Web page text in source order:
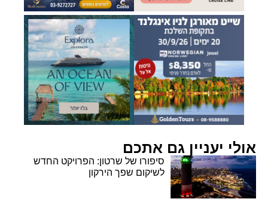
אולי יעניין גם אתכם
סיפורו של שרטון: הפרויקט החדש
לשיקום שפך הירקון